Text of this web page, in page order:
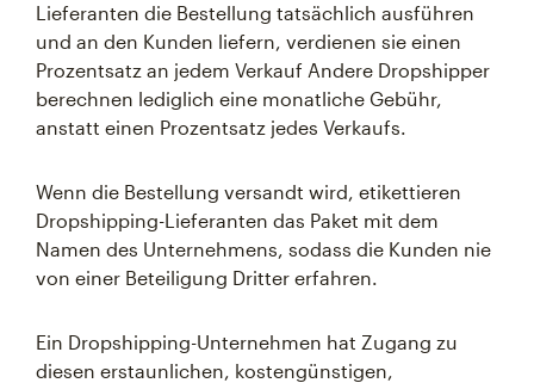
Lieferanten die Bestellung tatsächlich ausführen
und an den Kunden liefern, verdienen sie einen
Prozentsatz an jedem Verkauf Andere Dropshipper
berechnen lediglich eine monatliche Gebühr,
anstatt einen Prozentsatz jedes Verkaufs.
Wenn die Bestellung versandt wird, etikettieren
Dropshipping-Lieferanten das Paket mit dem
Namen des Unternehmens, sodass die Kunden nie
von einer Beteiligung Dritter erfahren.
Ein Dropshipping-Unternehmen hat Zugang zu
diesen erstaunlichen, kostengünstigen,